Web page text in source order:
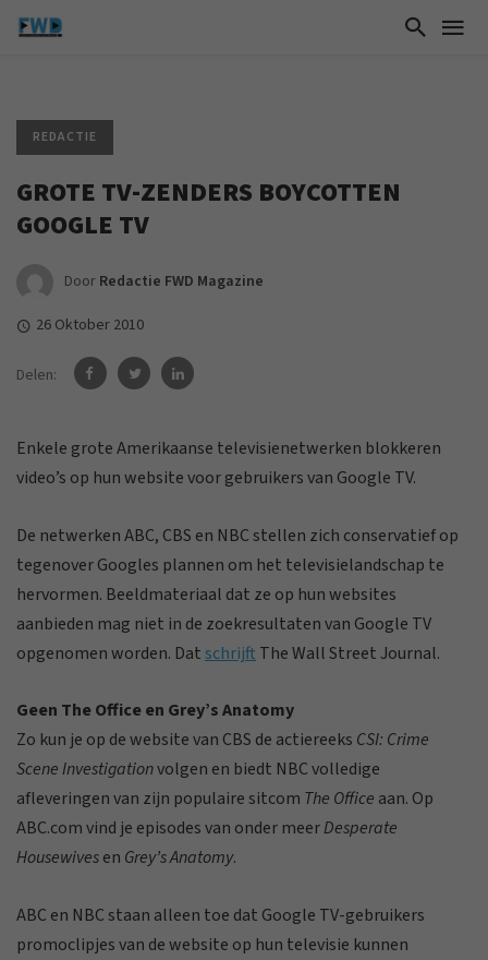
REDACTIE
GROTE TV-ZENDERS BOYCOTTEN
GOOGLE TV
Door Redactie FWD Magazine
26 Oktober 2010
Delen:
Enkele grote Amerikaanse televisienetwerken blokkeren
video’s op hun website voor gebruikers van Google TV.
De netwerken ABC, CBS en NBC stellen zich conservatief op
tegenover Googles plannen om het televisielandschap te
hervormen. Beeldmateriaal dat ze op hun websites
aanbieden mag niet in de zoekresultaten van Google TV
opgenomen worden. Datschrijft The Wall Street Journal.
Geen The Office en Grey’s Anatomy
Zo kun je op de website van CBS de actiereeks CSI: Crime
Scene Investigationvolgen en biedt NBC volledige
afleveringen van zijn populaire sitcom The Office aan. Op
ABC.com vind je episodes van onder meerDesperate
Housewivesen Grey’s Anatomy.
ABC en NBC staan alleen toe dat Google TV-gebruikers
promoclipjes van de website op hun televisie kunnen